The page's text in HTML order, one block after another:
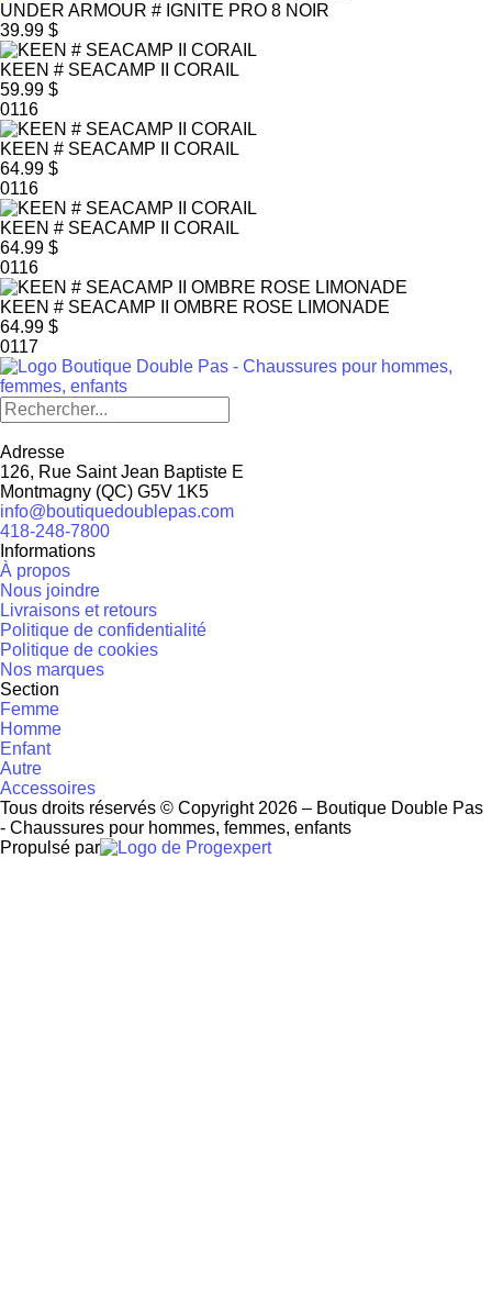
UNDER ARMOUR # IGNITE PRO 8 NOIR
39.99 $
KEEN # SEACAMP II CORAIL
59.99 $
0116
KEEN # SEACAMP II CORAIL
64.99 $
0116
KEEN # SEACAMP II CORAIL
64.99 $
0116
KEEN # SEACAMP II OMBRE ROSE LIMONADE
64.99 $
0117
Adresse
126, Rue Saint Jean Baptiste E
Montmagny (QC) G5V 1K5
info@boutiquedoublepas.com
418-248-7800
Informations
À propos
Nous joindre
Livraisons et retours
Politique de confidentialité
Politique de cookies
Nos marques
Section
Femme
Homme
Enfant
Autre
Accessoires
Tous droits réservés © Copyright 2026 – Boutique Double Pas
- Chaussures pour hommes, femmes, enfants
Propulsé par